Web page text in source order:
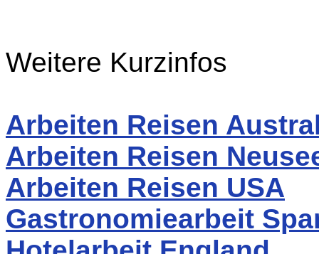
Weitere Kurzinfos
Arbeiten Reisen
Arbeiten Reisen
Arbeiten Reisen USA
Gastronomiearbeit